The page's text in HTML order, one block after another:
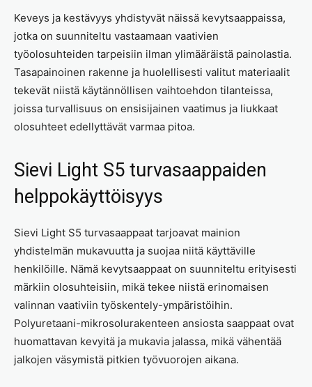
Keveys ja kestävyys yhdistyvät näissä kevytsaappaissa,
jotka on suunniteltu vastaamaan vaativien
työolosuhteiden tarpeisiin ilman ylimääräistä painolastia.
Tasapainoinen rakenne ja huolellisesti valitut materiaalit
tekevät niistä käytännöllisen vaihtoehdon tilanteissa,
joissa turvallisuus on ensisijainen vaatimus ja liukkaat
olosuhteet edellyttävät varmaa pitoa.
Sievi Light S5 turvasaappaiden
helppokäyttöisyys
Sievi Light S5 turvasaappaat tarjoavat mainion
yhdistelmän mukavuutta ja suojaa niitä käyttäville
henkilöille. Nämä kevytsaappaat on suunniteltu erityisesti
märkiin olosuhteisiin, mikä tekee niistä erinomaisen
valinnan vaativiin työskentely-ympäristöihin.
Polyuretaani-mikrosolurakenteen ansiosta saappaat ovat
huomattavan kevyitä ja mukavia jalassa, mikä vähentää
jalkojen väsymistä pitkien työvuorojen aikana.